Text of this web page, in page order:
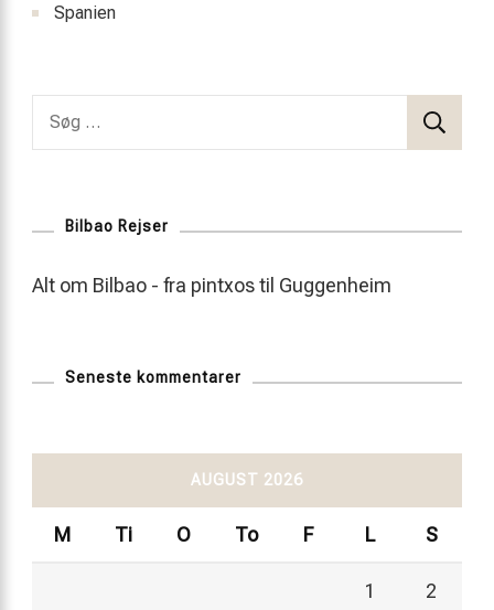
Spanien
Søg
Bilbao Rejser
Alt om Bilbao - fra pintxos til Guggenheim
Seneste kommentarer
AUGUST 2026
M Ti O To F L S
1 2